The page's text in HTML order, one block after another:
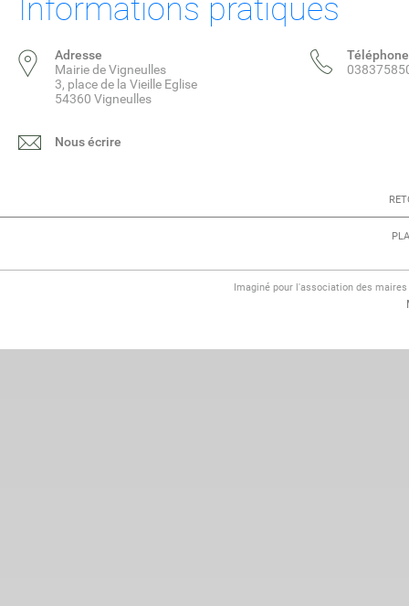
Informations pratiques
Adresse
Mairie de Vigneulles
3, place de la Vieille Eglise
54360 Vigneulles
Nous écrire
Téléphone
Imaginé pour l'association des